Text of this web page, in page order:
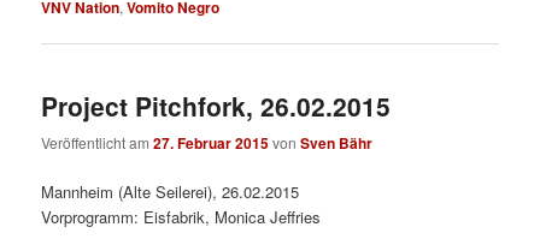
VNV Nation,Vomito Negro
Project Pitchfork, 26.02.2015
Veröffentlicht am27. Februar 2015vonSven Bähr
Mannheim (Alte Seilerei), 26.02.2015
Vorprogramm: Eisfabrik, Monica Jeffries